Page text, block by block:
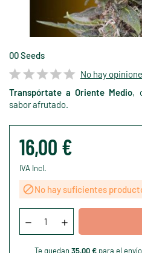
00 Seeds
No hay
Transpórtate a Oriente Medio,
sabor afrutado.
16,00 €
IVA Incl.
No hay suficientes
Te quedan 35,00 € para el